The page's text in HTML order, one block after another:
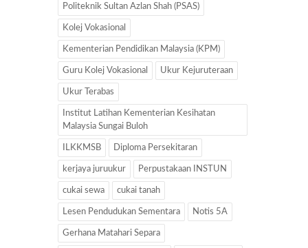
Politeknik Sultan Azlan Shah (PSAS)
Kolej Vokasional
Kementerian Pendidikan Malaysia (KPM)
Guru Kolej Vokasional Ukur Kejuruteraan
Ukur Terabas
Institut Latihan Kementerian Kesihatan
Malaysia Sungai Buloh
ILKKMSB Diploma Persekitaran
kerjaya juruukur Perpustakaan INSTUN
cukai sewa cukai tanah
Lesen Pendudukan Sementara Notis 5A
Gerhana Matahari Separa